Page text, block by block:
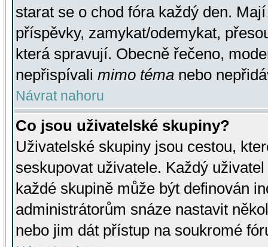
starat se o chod fóra každý den.
příspěvky, zamykat/odemykat,
která spravují. Obecně řečeno,
nepřispívali mimo téma nebo
Návrat nahoru
Co jsou uživatelské skupiny?
Uživatelské skupiny jsou cestou,
seskupovat uživatele. Každý
každé skupině může být definován
administrátorům snáze nastavit
nebo jim dát přístup na soukromé